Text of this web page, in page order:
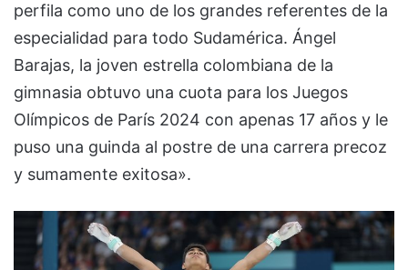
perfila como uno de los grandes referentes de la
especialidad para todo Sudamérica. Ángel
Barajas, la joven estrella colombiana de la
gimnasia obtuvo una cuota para los Juegos
Olímpicos de París 2024 con apenas 17 años y le
puso una guinda al postre de una carrera precoz
y sumamente exitosa».